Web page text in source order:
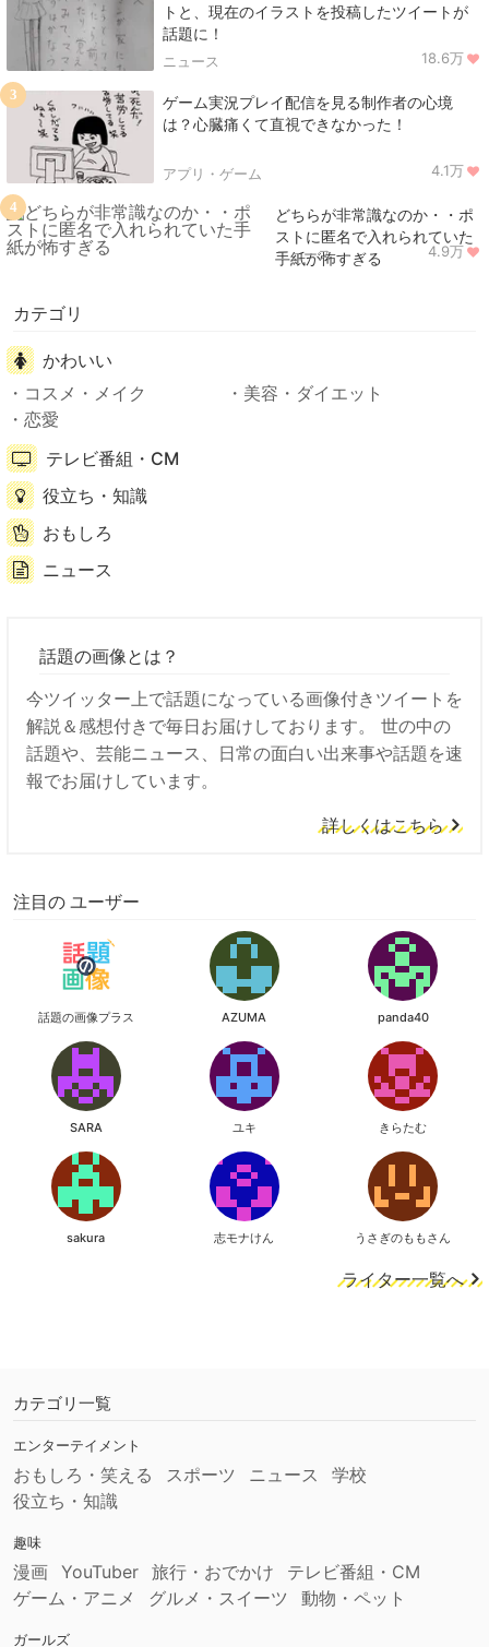
トと、現在のイラストを投稿したツイートが
話題に！
ニュース 18.6万
ゲーム実況プレイ配信を見る制作者の心境
は？心臓痛くて直視できなかった！
アプリ・ゲーム 4.1万
3
どちらが非常識なのか・・ポ
ストに匿名で入れられていた
手紙が怖すぎる
ニュース 4.9万
4
カテゴリ
かわいい
コスメ・メイク
美容・ダイエット
恋愛
テレビ番組・CM
役立ち・知識
おもしろ
ニュース
話題の画像とは？
今ツイッター上で話題になっている画像付きツイートを
解説＆感想付きで毎日お届けしております。 世の中の
話題や、芸能ニュース、日常の面白い出来事や話題を速
報でお届けしています。
詳しくはこちら
注目の ユーザー
話題の画像プラス AZUMA panda40
SARA ユキ きらたむ
sakura 志モナけん うさぎのももさん
ライター一覧へ
カテゴリ一覧
エンターテイメント
おもしろ・笑える スポーツ ニュース
学校
役立ち・知識
趣味
漫画 YouTuber 旅行・おでかけ
テレビ番組・CM
ゲーム・アニメ
グルメ・スイーツ 動物・ペット
ガールズ